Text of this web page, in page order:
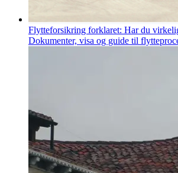
Flytteforsikring forklaret: Har du
Dokumenter, visa og guide til